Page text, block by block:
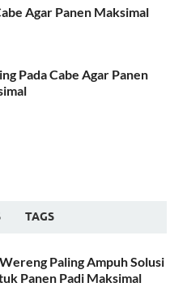
Agar Panen Maksimal
Pada Cabe Agar Panen
TAGS
Paling Ampuh Solusi
Panen Padi Maksimal